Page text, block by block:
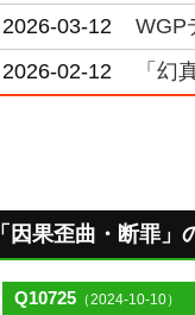
2026-03-12
WGP
2026-02-12
「幻
「因果歪曲・断罪」
Q10725 （2024-10-10）